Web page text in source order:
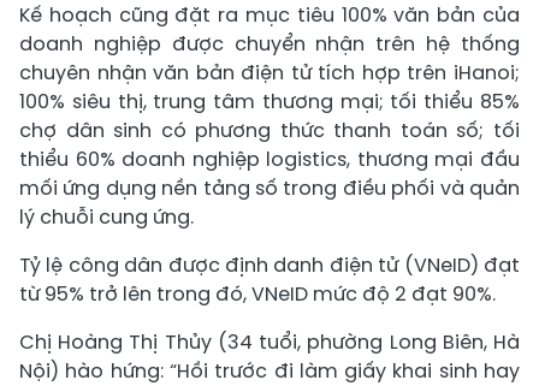
Kế hoạch cũng đặt ra mục tiêu 100% văn bản của
doanh nghiệp được chuyển nhận trên hệ thống
chuyên nhận văn bản điện tử tích hợp trên iHanoi;
100% siêu thị, trung tâm thương mại; tối thiểu 85%
chợ dân sinh có phương thức thanh toán số; tối
thiểu 60% doanh nghiệp logistics, thương mại đầu
mối ứng dụng nền tảng số trong điều phối và quản
lý chuỗi cung ứng.
Tỷ lệ công dân được định danh điện tử (VNeID) đạt
từ 95% trở lên trong đó, VNeID mức độ 2 đạt 90%.
Chị Hoàng Thị Thủy (34 tuổi, phường Long Biên, Hà
Nội) hào hứng: “Hồi trước đi làm giấy khai sinh hay